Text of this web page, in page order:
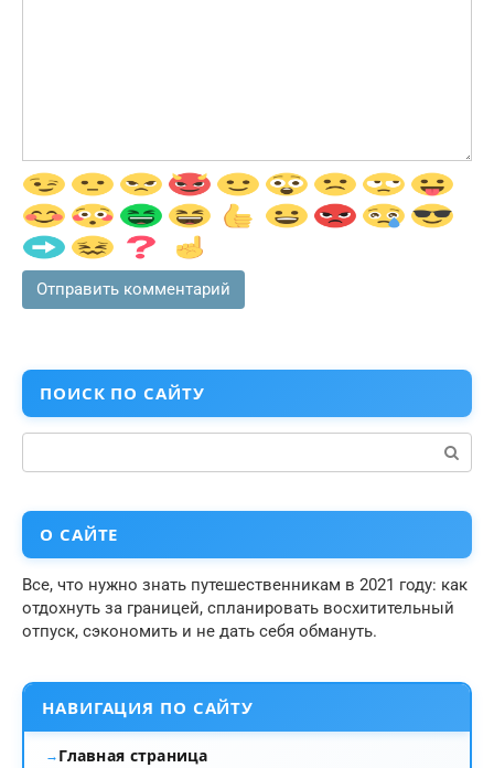
ПОИСК ПО САЙТУ
О САЙТЕ
Все, что нужно знать путешественникам в 2021 году: как
отдохнуть за границей, спланировать восхитительный
отпуск, сэкономить и не дать себя обмануть.
НАВИГАЦИЯ ПО САЙТУ
Главная страница